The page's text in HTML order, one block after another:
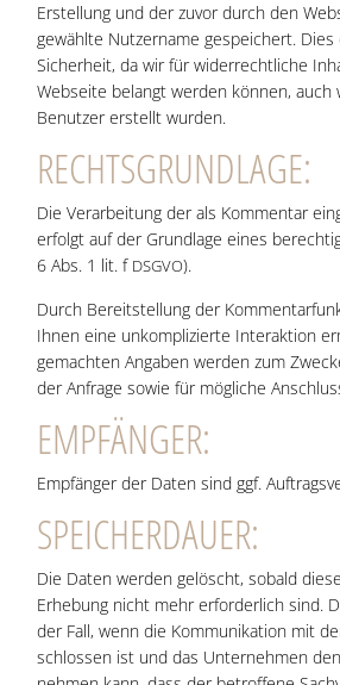
Erstel­lung und der zuvor durch den
gewähl­te Nut­zer­na­me gespei­chert.
Sicher­heit, da wir für wider­recht­li­che
Web­sei­te belangt wer­den kön­nen, auch
Benut­zer erstellt wurden.
RECHTS­GRUND­LA­GE:
Die Ver­ar­bei­tung der als Kom­men­tar
erfolgt auf der Grund­la­ge eines
6 Abs. 1 lit. f DSGVO).
Durch Bereit­stel­lung der
Ihnen eine unkom­pli­zier­te Inter­ak­ti­on
gemach­ten Anga­ben wer­den zum
der Anfra­ge sowie für mög­li­che
EMP­FÄN­GER:
Emp­fän­ger der Daten sind ggf.
SPEI­CHER­DAU­ER:
Die Daten wer­den gelöscht, sobald
Erhe­bung nicht mehr erfor­der­lich sind.
der Fall, wenn die Kom­mu­ni­ka­ti­on mit
schlos­sen ist und das Unter­neh­men